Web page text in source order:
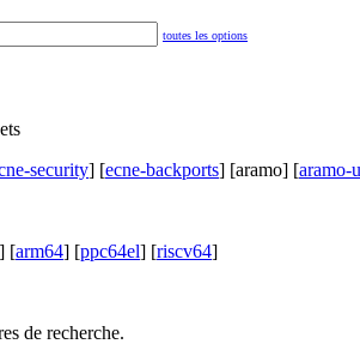
toutes les options
security] [ecne-backports] [aramo] [aramo-
] [arm64] [ppc64el] [riscv64]
de recherche.